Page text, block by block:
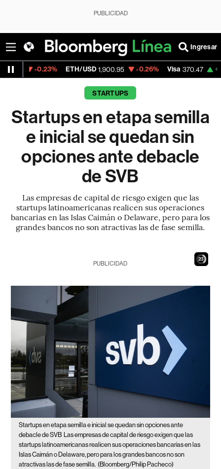
PUBLICIDAD
Ingresar
ETH/USD 1,900.95 -0.26% Visa 370.47 +0.52%
STARTUPS
Startups en etapa semilla
e inicial se quedan sin
opciones ante debacle
de SVB
Las empresas de capital de riesgo exigen que las
startups latinoamericanas realicen sus operaciones
bancarias en las Islas Caimán o Delaware, pero para los
grandes bancos no son atractivas las de fase semilla.
22
PUBLICIDAD
Startups en etapa semilla e inicial se quedan sin opciones ante
debacle de SVB Las empresas de capital de riesgo exigen que las
startups latinoamericanas realicen sus operaciones bancarias en las
Islas Caimán o Delaware, pero para los grandes bancos no son
atractivas las de fase semilla. (Bloomberg/Philip Pacheco)